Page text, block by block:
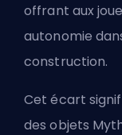
offrant aux
autonomie
construction.
Cet écart
des objets